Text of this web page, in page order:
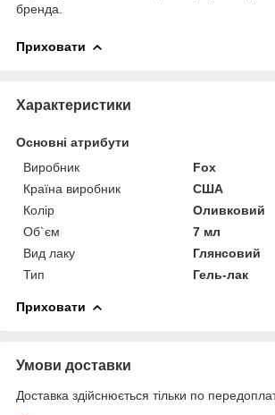
бренда.
Приховати
Характеристики
Основні атрибути
Виробник
Fox
Країна виробник
США
Колір
Оливковий
Об`єм
7 мл
Вид лаку
Глянсовий
Тип
Гель-лак
Приховати
Умови доставки
Доставка здійснюється тільки по